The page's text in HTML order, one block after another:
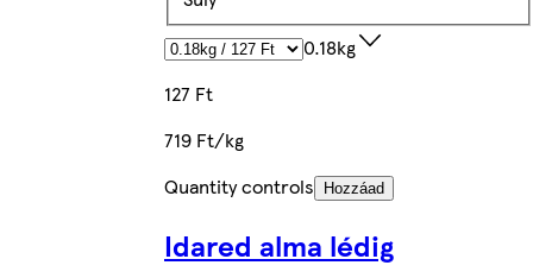
0.18kg
127 Ft
719 Ft/kg
Quantity controls
Hozzáad
Idared alma lédig